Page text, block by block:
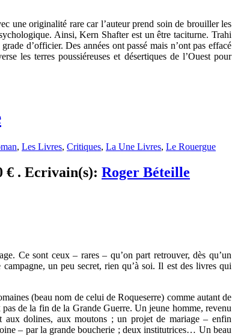
une originalité rare car l’auteur prend soin de brouiller les
Ainsi, Kern Shafter est un être taciturne. Trahi
d’officier. Des années ont passé mais n’ont pas effacé
les terres poussiéreuses et désertiques de l’Ouest pour
, Les Livres, Critiques, La Une Livres, Le Rouergue
€ . Ecrivain(s): Roger Béteille
Ce sont ceux – rares – qu’on part retrouver, dès qu’un
un peu secret, rien qu’à soi. Il est des livres qui
(beau nom de celui de Roqueserre) comme autant de
de la fin de la Grande Guerre. Un jeune homme, revenu
aux dolines, aux moutons ; un projet de mariage – enfin
– par la grande boucherie ; deux institutrices… Un beau